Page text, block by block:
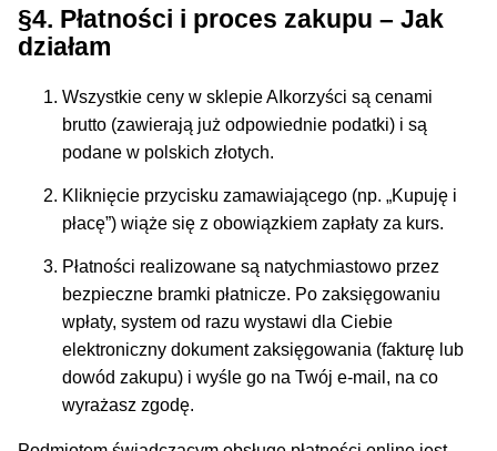
§4. Płatności i proces zakupu – Jak
działam
Wszystkie ceny w sklepie AIkorzyści są cenami
brutto (zawierają już odpowiednie podatki) i są
podane w polskich złotych.
Kliknięcie przycisku zamawiającego (np. „Kupuję i
płacę”) wiąże się z obowiązkiem zapłaty za kurs.
Płatności realizowane są natychmiastowo przez
bezpieczne bramki płatnicze. Po zaksięgowaniu
wpłaty, system od razu wystawi dla Ciebie
elektroniczny dokument zaksięgowania (fakturę lub
dowód zakupu) i wyśle go na Twój e-mail, na co
wyrażasz zgodę.